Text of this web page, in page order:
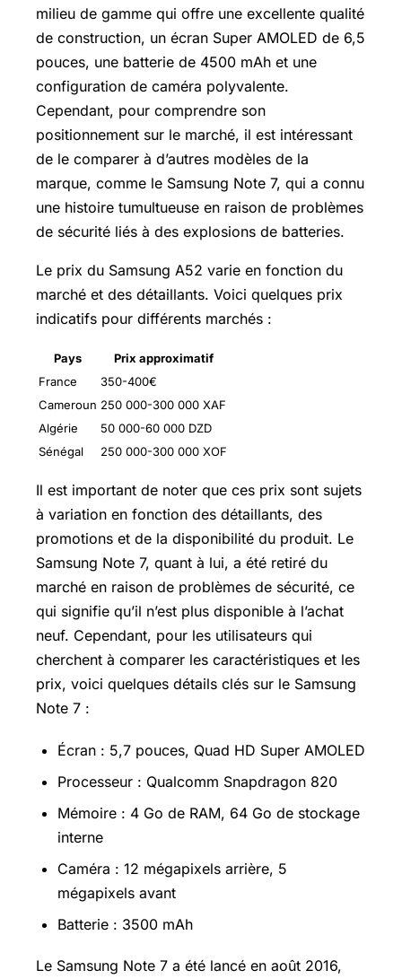
milieu de gamme qui offre une excellente qualité
de construction, un écran Super AMOLED de 6,5
pouces, une batterie de 4500 mAh et une
configuration de caméra polyvalente.
Cependant, pour comprendre son
positionnement sur le marché, il est intéressant
de le comparer à d’autres modèles de la
marque, comme le Samsung Note 7, qui a connu
une histoire tumultueuse en raison de problèmes
de sécurité liés à des explosions de batteries.
Le prix du Samsung A52 varie en fonction du
marché et des détaillants. Voici quelques prix
indicatifs pour différents marchés :
Pays
Prix approximatif
France
350-400€
Cameroun 250 000-300 000 XAF
Algérie
50 000-60 000 DZD
Sénégal
250 000-300 000 XOF
Il est important de noter que ces prix sont sujets
à variation en fonction des détaillants, des
promotions et de la disponibilité du produit. Le
Samsung Note 7, quant à lui, a été retiré du
marché en raison de problèmes de sécurité, ce
qui signifie qu’il n’est plus disponible à l’achat
neuf. Cependant, pour les utilisateurs qui
cherchent à comparer les caractéristiques et les
prix, voici quelques détails clés sur le Samsung
Note 7 :
Écran : 5,7 pouces, Quad HD Super AMOLED
Processeur : Qualcomm Snapdragon 820
Mémoire : 4 Go de RAM, 64 Go de stockage
interne
Caméra : 12 mégapixels arrière, 5
mégapixels avant
Batterie : 3500 mAh
Le Samsung Note 7 a été lancé en août 2016,